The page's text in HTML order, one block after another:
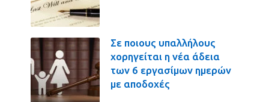
Σε ποιους υπαλλήλους
χορηγείται η νέα άδεια
των 6 εργασίμων ημερών
με αποδοχές